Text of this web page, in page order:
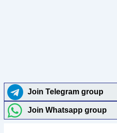
Join Telegram group
Join Whatsapp group